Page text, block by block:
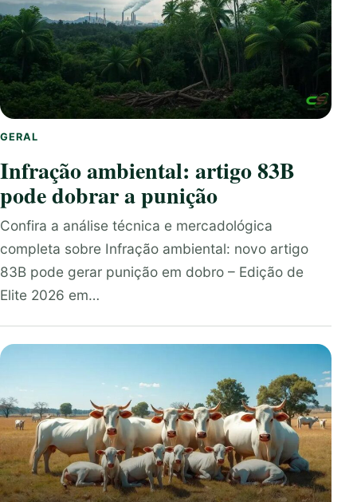
GERAL
Infração ambiental: artigo 83B
pode dobrar a punição
Confira a análise técnica e mercadológica
completa sobre Infração ambiental: novo artigo
83B pode gerar punição em dobro – Edição de
Elite 2026 em…